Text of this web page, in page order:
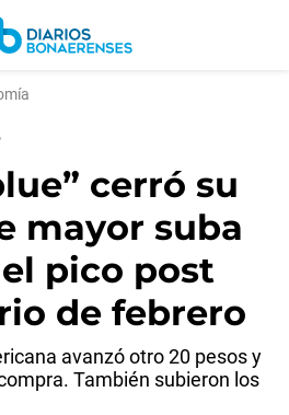
cerró su
mayor suba
pico post
de febrero
avanzó otro 20 pesos y
También subieron los